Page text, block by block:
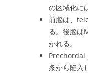
の区域化に
前脳は、
る。後脳
かれる。
Prechordal
条から陥入